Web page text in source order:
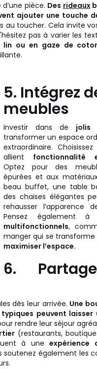
pièce. Des rideaux
ajouter une touche
au toucher. Cela invite
pas à varier les
lin ou en gaze de
5. Intégrez
meubles
Investir dans de jolis
transformer un espace
extraordinaire.
allient fonctionnalité
Optez pour des
épurées et aux
beau buffet, une table
des chaises élégantes
rehausser l’apparence
Pensez également
multifonctionnels,
manger qui se transforme
maximiser l’espace.
6.
dès leur arrivée. Une
peuvent laisser
rendre leur séjour
(restaurants,
à uneexpérience
soutenez également les